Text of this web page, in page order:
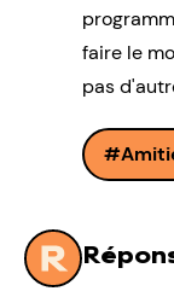
faire le
pas